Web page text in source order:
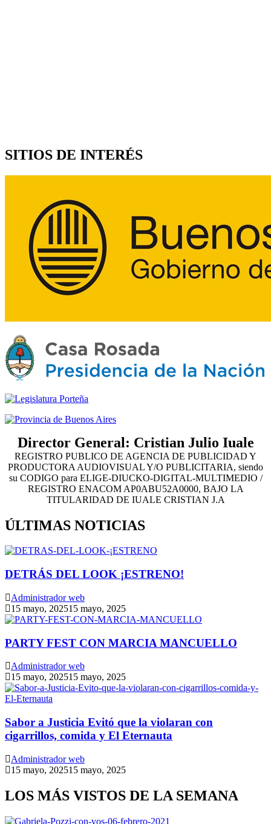
SITIOS DE INTERÉS
Director General: Cristian Julio Iuale
REGISTRO PUBLICO DE AGENCIA DE PUBLICIDAD Y
PRODUCTORA AUDIOVISUAL Y/O PUBLICITARIA, siendo
su CODIGO para ELIGE-DIUCKO-DIGITAL-MULTIMEDIO /
REGISTRO ENACOM AP0ABU52A0000, BAJO LA
TITULARIDAD DE IUALE CRISTIAN J.A
ÚLTIMAS NOTICIAS
DETRÁS DEL LOOK ¡ESTRENO!
Administrador web
15 mayo, 202515 mayo, 2025
PARTY FEST CON MARCIA MANCUELLO
Administrador web
15 mayo, 202515 mayo, 2025
Sabor a Justicia Evitó que la violaran con
cigarrillos, comida y El Eternauta
Administrador web
15 mayo, 202515 mayo, 2025
LOS MÁS VISTOS DE LA SEMANA